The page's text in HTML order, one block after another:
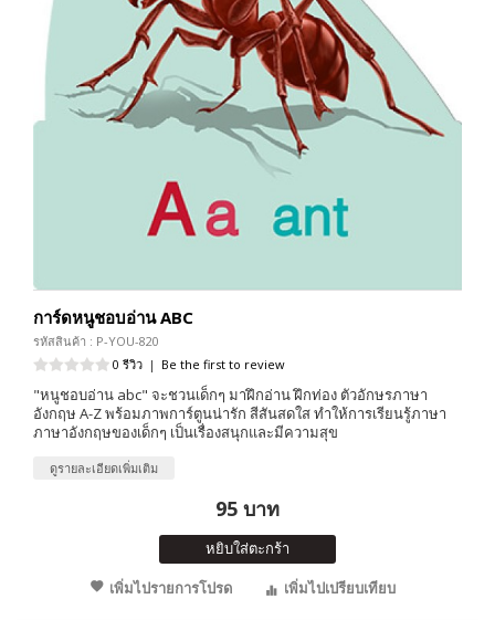
การ์ดหนูชอบอ่าน ABC
รหัสสินค้า : P-YOU-820
0 รีวิว | Be the first to review
"หนูชอบอ่าน abc" จะชวนเด็กๆ มาฝึกอ่าน ฝึกท่อง ตัวอักษรภาษา
อังกฤษ A-Z พร้อมภาพการ์ตูนน่ารัก สีสันสดใส ทำให้การเรียนรู้ภาษา
ภาษาอังกฤษของเด็กๆ เป็นเรื่องสนุกและมีความสุข
ดูรายละเอียดเพิ่มเติม
95 บาท
หยิบใส่ตะกร้า
เพิ่มไปรายการโปรด
เพิ่มไปเปรียบเทียบ